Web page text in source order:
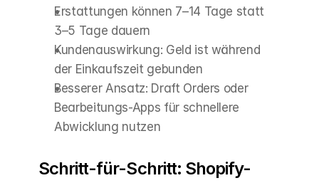
Erstattungen können 7–14 Tage statt
3–5 Tage dauern
Kundenauswirkung: Geld ist während
der Einkaufszeit gebunden
Besserer Ansatz: Draft Orders oder
Bearbeitungs-Apps für schnellere
Abwicklung nutzen
Schritt-für-Schritt: Shopify-